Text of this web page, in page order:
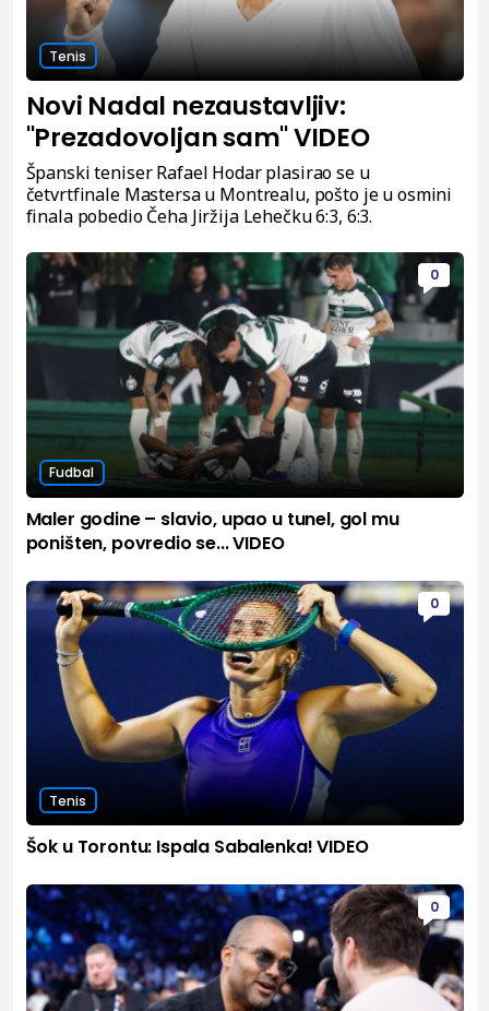
Tenis
Novi Nadal nezaustavljiv:
"Prezadovoljan sam" VIDEO
Španski teniser Rafael Hodar plasirao se u
četvrtfinale Mastersa u Montrealu, pošto je u osmini
finala pobedio Čeha Jiržija Lehečku 6:3, 6:3.
0
Fudbal
Maler godine – slavio, upao u tunel, gol mu
poništen, povredio se... VIDEO
0
Tenis
Šok u Torontu: Ispala Sabalenka! VIDEO
0